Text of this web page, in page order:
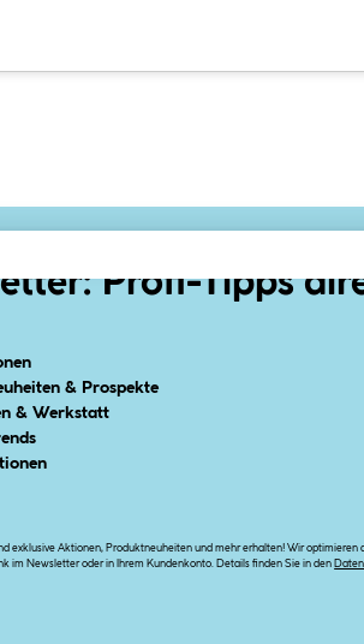
Profi-Tipps
& Prospekte
& Werkstatt
exklusive Aktionen, Produktneuheiten und mehr erhalten! Wir
im Newsletter oder in Ihrem Kundenkonto. Details finden Sie in den